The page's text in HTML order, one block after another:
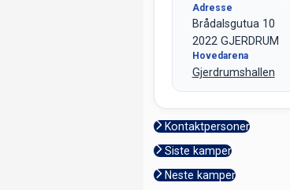
Adresse
Brådalsgutua 10
2022 GJERDRUM
Hovedarena
Gjerdrumshallen
Kontaktpersoner
Siste kamper
Neste kamper